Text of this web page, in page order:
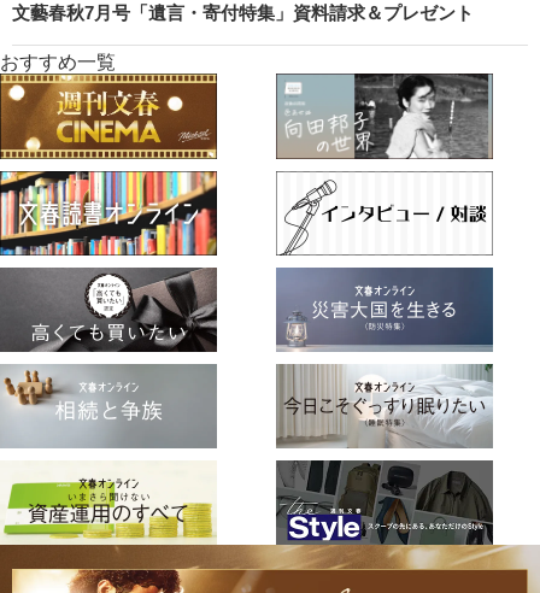
文藝春秋7月号「遺言・寄付特集」資料請求＆プレゼント
おすすめ一覧